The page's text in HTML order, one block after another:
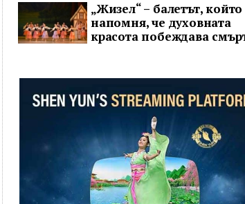
„Жизел“ – балетът, който
напомня, че духовната
красота побеждава